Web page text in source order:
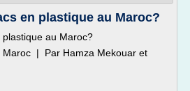
en plastique au Maroc?
au Maroc?
Maroc | Par Hamza Mekouar et